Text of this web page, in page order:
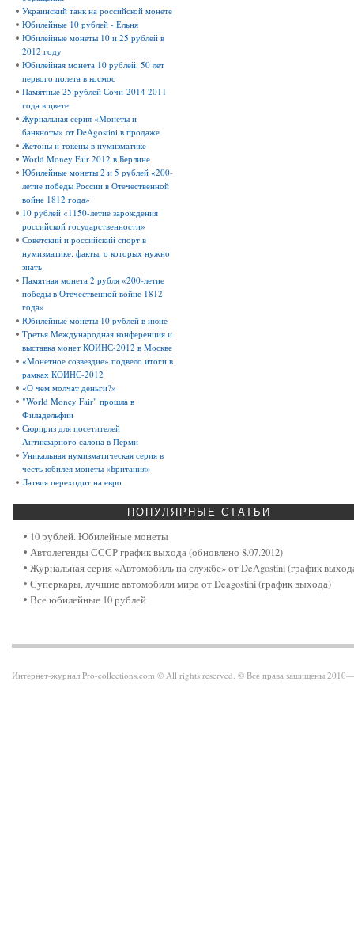
Украинский танк на российской монете
Юбилейные 10 рублей - Ельня
Юбилейные монеты 10 и 25 рублей в
2012 году
Юбилейная монета 10 рублей. 50 лет
первого полета в космос
Памятные 25 рублей Сочи-2014 2011
года в цвете
Журнальная серия «Монеты и
банкноты» от DeAgostini в продаже
Жетоны и токены в нумизматике
World Money Fair 2012 в Берлине
Юбилейные монеты 2 и 5 рублей «200-
летие победы России в Отечественной
войне 1812 года»
10 рублей «1150-летие зарождения
российской государственности»
Советский и российский спорт в
нумизматике: факты, о которых нужно
знать
Памятная монета 2 рубля «200-летие
победы в Отечественной войне 1812
года»
Юбилейные монеты 10 рублей в июне
Третья Международная конференция и
выставка монет КОИНС-2012 в Москве
«Монетное созвездие» подвело итоги в
рамках КОИНС-2012
«О чем молчат деньги?»
"World Money Fair" прошла в
Филадельфии
Сюрприз для посетителей
Антикварного салона в Перми
Уникальная нумизматическая серия в
честь юбилея монеты «Британия»
Латвия переходит на евро
ПОПУЛЯРНЫЕ СТАТЬИ
10 рублей. Юбилейные монеты
Автолегенды СССР график выхода (обновлено 8.07.2012)
Журнальная серия «Автомобиль на службе» от DeAgostini (график
Суперкары, лучшие автомобили мира от Deagostini (график выхода)
Все юбилейные 10 рублей
Интернет-журнал Pro-collections.com © All rights reserved. © Все права защищены